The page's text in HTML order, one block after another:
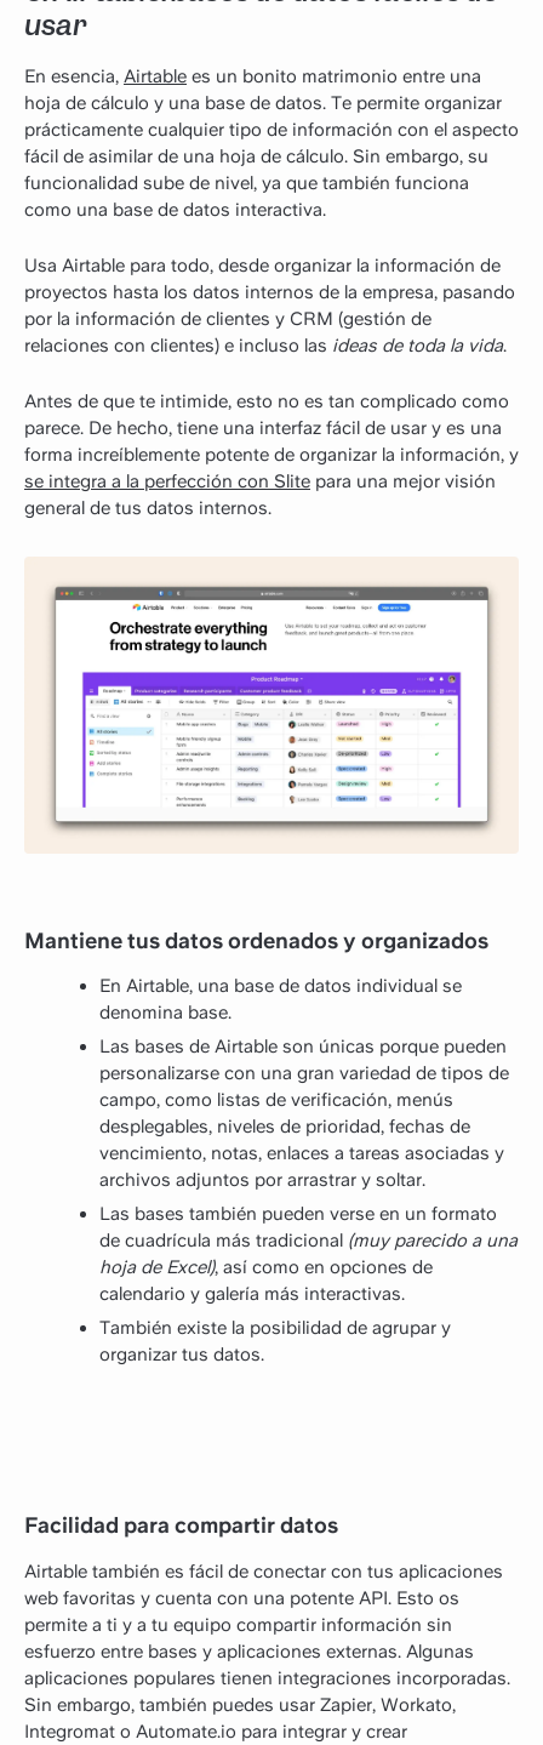
usar
En esencia, Airtable es un bonito matrimonio entre una
hoja de cálculo y una base de datos. Te permite organizar
prácticamente cualquier tipo de información con el aspecto
fácil de asimilar de una hoja de cálculo. Sin embargo, su
funcionalidad sube de nivel, ya que también funciona
como una base de datos interactiva.
Usa Airtable para todo, desde organizar la información de
proyectos hasta los datos internos de la empresa, pasando
por la información de clientes y CRM (gestión de
relaciones con clientes) e incluso las ideas de toda la vida.
Antes de que te intimide, esto no es tan complicado como
parece. De hecho, tiene una interfaz fácil de usar y es una
forma increíblemente potente de organizar la información, y
se integra a la perfección con Slite para una mejor visión
general de tus datos internos.
Mantiene tus datos ordenados y organizados
En Airtable, una base de datos individual se
denomina base.
Las bases de Airtable son únicas porque pueden
personalizarse con una gran variedad de tipos de
campo, como listas de verificación, menús
desplegables, niveles de prioridad, fechas de
vencimiento, notas, enlaces a tareas asociadas y
archivos adjuntos por arrastrar y soltar.
Las bases también pueden verse en un formato
de cuadrícula más tradicional (muy parecido a una
hoja de Excel), así como en opciones de
calendario y galería más interactivas.
También existe la posibilidad de agrupar y
organizar tus datos.
Facilidad para compartir datos
Airtable también es fácil de conectar con tus aplicaciones
web favoritas y cuenta con una potente API. Esto os
permite a ti y a tu equipo compartir información sin
esfuerzo entre bases y aplicaciones externas. Algunas
aplicaciones populares tienen integraciones incorporadas.
Sin embargo, también puedes usar Zapier, Workato,
Integromat o Automate.io para integrar y crear